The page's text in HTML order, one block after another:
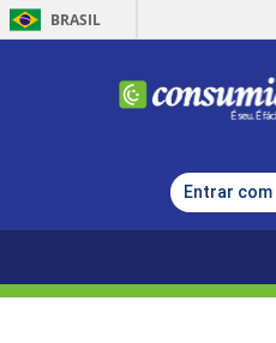
BRASIL
Entrar com